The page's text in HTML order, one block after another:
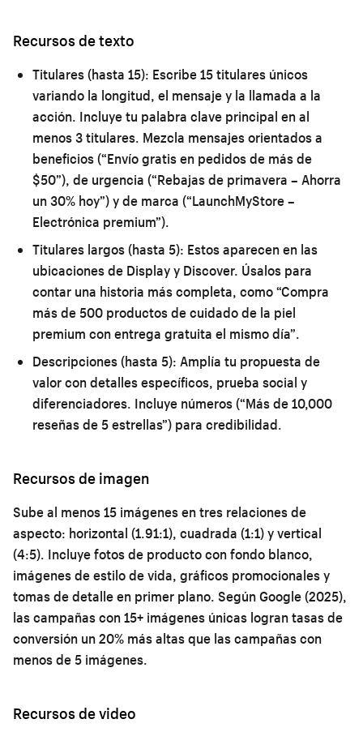
Recursos de texto
Titulares (hasta 15): Escribe 15 titulares únicos
variando la longitud, el mensaje y la llamada a la
acción. Incluye tu palabra clave principal en al
menos 3 titulares. Mezcla mensajes orientados a
beneficios (“Envío gratis en pedidos de más de
$50”), de urgencia (“Rebajas de primavera – Ahorra
un 30% hoy”) y de marca (“LaunchMyStore –
Electrónica premium”).
Titulares largos (hasta 5): Estos aparecen en las
ubicaciones de Display y Discover. Úsalos para
contar una historia más completa, como “Compra
más de 500 productos de cuidado de la piel
premium con entrega gratuita el mismo día”.
Descripciones (hasta 5): Amplía tu propuesta de
valor con detalles específicos, prueba social y
diferenciadores. Incluye números (“Más de 10,000
reseñas de 5 estrellas”) para credibilidad.
Recursos de imagen
Sube al menos 15 imágenes en tres relaciones de
aspecto: horizontal (1.91:1), cuadrada (1:1) y vertical
(4:5). Incluye fotos de producto con fondo blanco,
imágenes de estilo de vida, gráficos promocionales y
tomas de detalle en primer plano. Según Google (2025),
las campañas con 15+ imágenes únicas logran tasas de
conversión un 20% más altas que las campañas con
menos de 5 imágenes.
Recursos de video